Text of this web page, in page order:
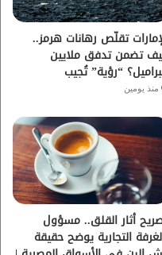
ا
م
تقلّص رهانات هرمز..
تضمن تدفق ملايين
“رؤية” تُجيب
منذ يومين
أثار القلق.. مسؤول
التجارية يوضح حقيقة